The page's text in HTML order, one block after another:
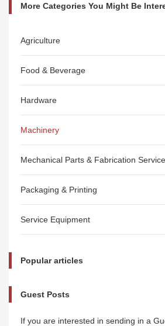
More Categories You Might Be
Agriculture
Food & Beverage
Hardware
Machinery
Mechanical Parts & Fabrication
Packaging & Printing
Service Equipment
Popular articles
Guest Posts
If you are interested in sending in a